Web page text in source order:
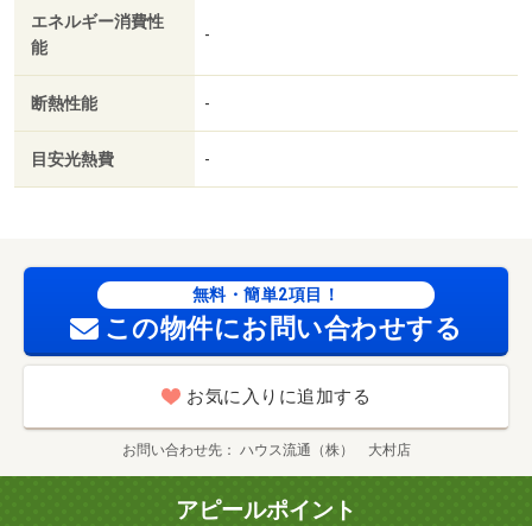
エネルギー消費性
能
-
断熱性能 -
目安光熱費 -
無料・簡単2項目！
この物件にお問い合わせする
お気に入りに追加する
お問い合わせ先 ハウス流通（株） 大村店
アピールポイント